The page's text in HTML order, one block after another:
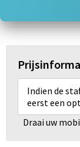
Indien de
eerst een
Draai uw